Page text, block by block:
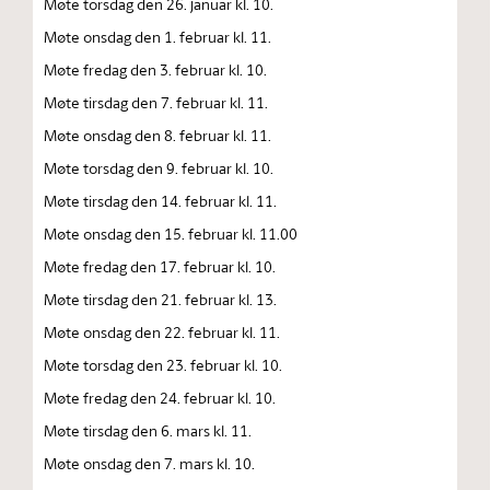
Møte onsdag den 1. februar kl. 11.
Møte fredag den 3. februar kl. 10.
Møte tirsdag den 7. februar kl. 11.
Møte onsdag den 8. februar kl. 11.
Møte torsdag den 9. februar kl. 10.
Møte tirsdag den 14. februar kl. 11.
Møte onsdag den 15. februar kl. 11.00
Møte fredag den 17. februar kl. 10.
Møte tirsdag den 21. februar kl. 13.
Møte onsdag den 22. februar kl. 11.
Møte torsdag den 23. februar kl. 10.
Møte fredag den 24. februar kl. 10.
Møte tirsdag den 6. mars kl. 11.
Møte onsdag den 7. mars kl. 10.